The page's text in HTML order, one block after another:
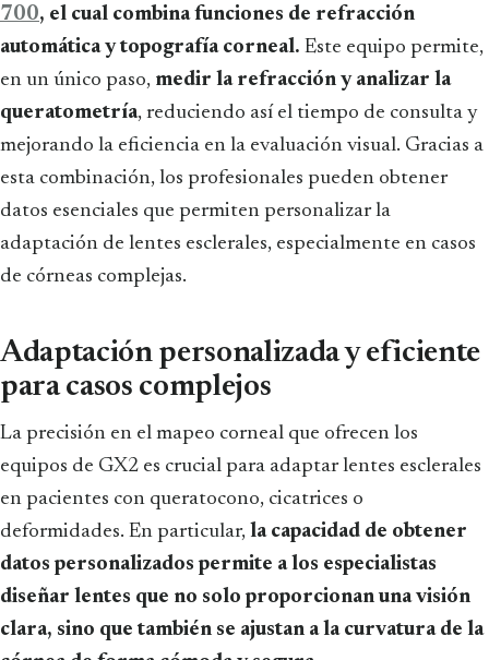
700, el cual combina funciones de refracción
automática y topografía corneal. Este equipo permite,
en un único paso, medir la refracción y analizar la
queratometría, reduciendo así el tiempo de consulta y
mejorando la eficiencia en la evaluación visual. Gracias a
esta combinación, los profesionales pueden obtener
datos esenciales que permiten personalizar la
adaptación de lentes esclerales, especialmente en casos
de córneas complejas.
Adaptación personalizada y eficiente
para casos complejos
La precisión en el mapeo corneal que ofrecen los
equipos de GX2 es crucial para adaptar lentes esclerales
en pacientes con queratocono, cicatrices o
deformidades. En particular, la capacidad de obtener
datos personalizados permite a los especialistas
diseñar lentes que no solo proporcionan una visión
clara, sino que también se ajustan a la curvatura de la